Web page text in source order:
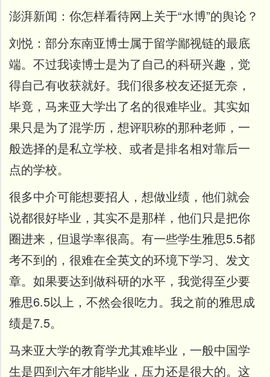
澎湃新闻： 你怎样看待网上关于“水博”的舆论？
刘悦： 部分东南亚博士属于留学鄙视链的最底
端。不过我读博士是为了自己的科研兴趣，觉
得自己有收获就好。我们很多校友还挺无奈，
毕竟，马来亚大学出了名的很难毕业。其实如
果只是为了混学历，想评职称的那种老师，一
般选择的是私立学校、或者是排名相对靠后一
点的学校。
很多中介可能想要招人，想做业绩，他们就会
说都很好毕业，其实不是那样，他们只是把你
圈进来，但退学率很高。有一些学生雅思5.5都
考不到的，很难在全英文的环境下学习、发文
章。如果要达到做科研的水平，我觉得至少要
雅思6.5以上，不然会很吃力。我之前的雅思成
绩是7.5。
马来亚大学的教育学尤其难毕业，一般中国学
生是四到六年才能毕业，压力还是很大的。这